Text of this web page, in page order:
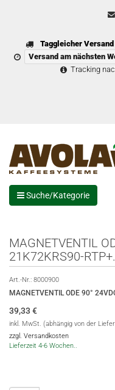
Taggleicher Versand
Versand am nächsten
Tracking
Suche/Kategorie
MAGNETVENTIL
21K72KRS90-RTP+.
Art.-Nr.: 8000900
MAGNETVENTIL ODE 90°
39,33 €
inkl. MwSt. (abhängig von der
zzgl. Versandkosten
Lieferzeit 4-6 Wochen..